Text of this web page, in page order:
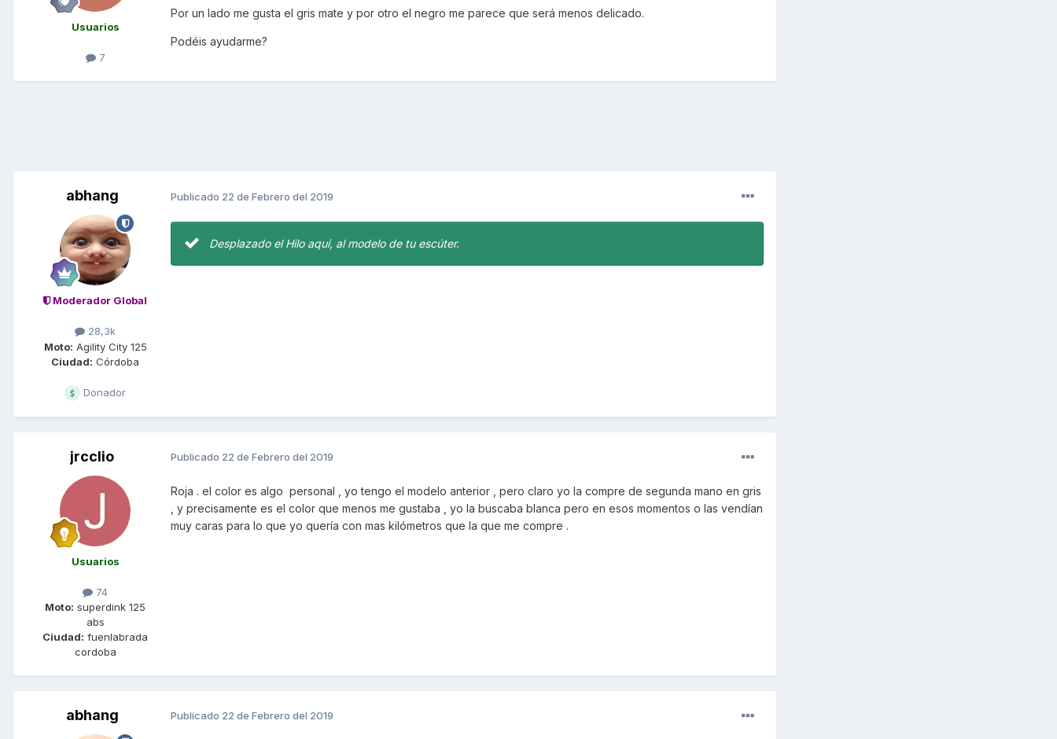
Usuarios
7
Por un lado me gusta el gris mate y por otro el negro me parece que será menos delicado.
Podéis ayudarme?
abhang
Moderador Global
28,3k
Moto: Agility City 125
Ciudad: Córdoba
Donador
Publicado 22 de Febrero del 2019
Desplazado el Hilo aquí, al modelo de tu escúter.
jrcclio
Usuarios
74
Moto: superdink 125
abs
Ciudad: fuenlabrada
cordoba
Publicado 22 de Febrero del 2019
Roja . el color es algo personal , yo tengo el modelo anterior , pero claro yo la compre de segunda mano en gris
, y precisamente es el color que menos me gustaba , yo la buscaba blanca pero en esos momentos o las vendían
muy caras para lo que yo quería con mas kilómetros que la que me compre .
abhang Publicado 22 de Febrero del 2019